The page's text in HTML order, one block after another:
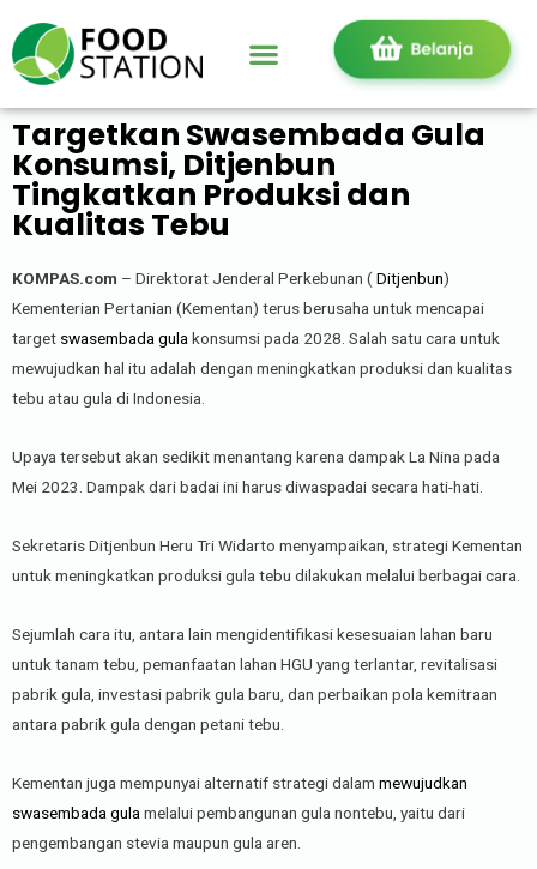
Targetkan Swasembada Gula
Konsumsi, Ditjenbun
Tingkatkan Produksi dan
Kualitas Tebu
KOMPAS.com – Direktorat Jenderal Perkebunan (Ditjenbun)
Kementerian Pertanian (Kementan) terus berusaha untuk mencapai
target swasembada gula konsumsi pada 2028. Salah satu cara untuk
mewujudkan hal itu adalah dengan meningkatkan produksi dan kualitas
tebu atau gula di Indonesia.
Upaya tersebut akan sedikit menantang karena dampak La Nina pada
Mei 2023. Dampak dari badai ini harus diwaspadai secara hati-hati.
Sekretaris Ditjenbun Heru Tri Widarto menyampaikan, strategi Kementan
untuk meningkatkan produksi gula tebu dilakukan melalui berbagai cara.
Sejumlah cara itu, antara lain mengidentifikasi kesesuaian lahan baru
untuk tanam tebu, pemanfaatan lahan HGU yang terlantar, revitalisasi
pabrik gula, investasi pabrik gula baru, dan perbaikan pola kemitraan
antara pabrik gula dengan petani tebu.
Kementan juga mempunyai alternatif strategi dalam mewujudkan
swasembada gula melalui pembangunan gula nontebu, yaitu dari
pengembangan stevia maupun gula aren.